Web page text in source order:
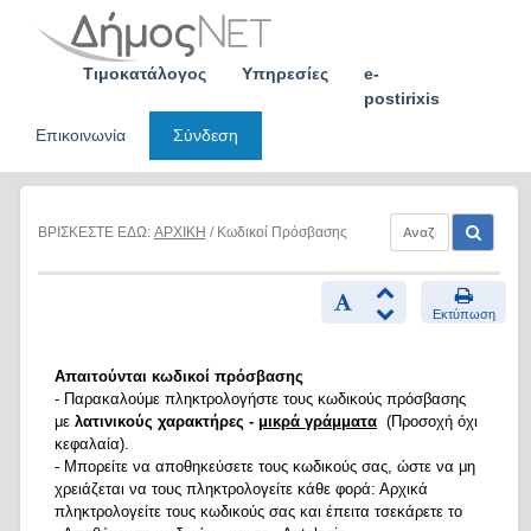
Τιμοκατάλογος Υπηρεσίες
e-
postirixis
Επικοινωνία
Σύνδεση
ΒΡΙΣΚΕΣΤΕ ΕΔΩ: ΑΡΧΙΚΗ / Κωδικοί Πρόσβασης
Εκτύπωση
Απαιτούνται κωδικοί πρόσβασης
- Παρακαλούμε πληκτρολογήστε τους κωδικούς πρόσβασης
με λατινικούς χαρακτήρες - μικρά γράμματα (Προσοχή όχι
κεφαλαία).
- Μπορείτε να αποθηκεύσετε τους κωδικούς σας, ώστε να μη
χρειάζεται να τους πληκτρολογείτε κάθε φορά: Αρχικά
πληκτρολογείτε τους κωδικούς σας και έπειτα τσεκάρετε το